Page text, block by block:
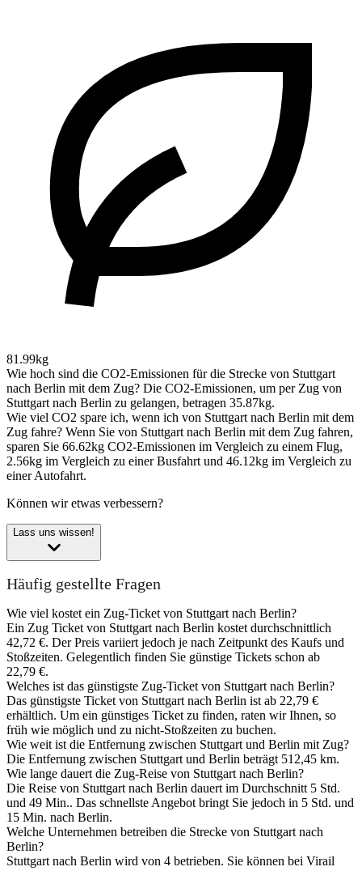
81.99kg
Wie hoch sind die CO2-Emissionen für die Strecke von Stuttgart
nach Berlin mit dem Zug? Die CO2-Emissionen, um per Zug von
Stuttgart nach Berlin zu gelangen, betragen 35.87kg.
Wie viel CO2 spare ich, wenn ich von Stuttgart nach Berlin mit dem
Zug fahre? Wenn Sie von Stuttgart nach Berlin mit dem Zug fahren,
sparen Sie 66.62kg CO2-Emissionen im Vergleich zu einem Flug,
2.56kg im Vergleich zu einer Busfahrt und 46.12kg im Vergleich zu
einer Autofahrt.
Können wir etwas verbessern?
Lass uns wissen!
Häufig gestellte Fragen
Wie viel kostet ein Zug-Ticket von Stuttgart nach Berlin?
Ein Zug Ticket von Stuttgart nach Berlin kostet durchschnittlich
42,72 €. Der Preis variiert jedoch je nach Zeitpunkt des Kaufs und
Stoßzeiten. Gelegentlich finden Sie günstige Tickets schon ab
22,79 €.
Welches ist das günstigste Zug-Ticket von Stuttgart nach Berlin?
Das günstigste Ticket von Stuttgart nach Berlin ist ab 22,79 €
erhältlich. Um ein günstiges Ticket zu finden, raten wir Ihnen, so
früh wie möglich und zu nicht-Stoßzeiten zu buchen.
Wie weit ist die Entfernung zwischen Stuttgart und Berlin mit Zug?
Die Entfernung zwischen Stuttgart und Berlin beträgt 512,45 km.
Wie lange dauert die Zug-Reise von Stuttgart nach Berlin?
Die Reise von Stuttgart nach Berlin dauert im Durchschnitt 5 Std.
und 49 Min.. Das schnellste Angebot bringt Sie jedoch in 5 Std. und
15 Min. nach Berlin.
Welche Unternehmen betreiben die Strecke von Stuttgart nach
Berlin?
Stuttgart nach Berlin wird von 4 betrieben. Sie können bei Virail